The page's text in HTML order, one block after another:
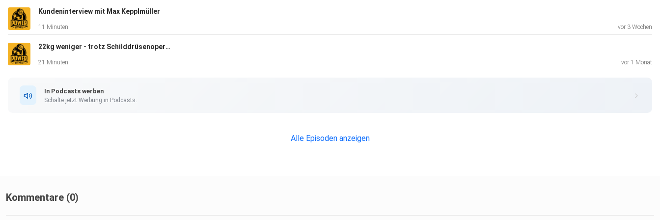
Kundeninterview mit Max Kepplmüller
11 Minuten vor 3 Wochen
22kg weniger - trotz Schilddrüsenoperation (mit nur 2h pro Woche)
21 Minuten vor 1 Monat
In Podcasts werben
Schalte jetzt Werbung in Podcasts.
Alle Episoden anzeigen
Kommentare (0)